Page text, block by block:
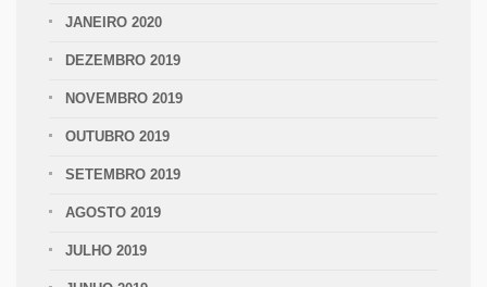
JANEIRO 2020
DEZEMBRO 2019
NOVEMBRO 2019
OUTUBRO 2019
SETEMBRO 2019
AGOSTO 2019
JULHO 2019